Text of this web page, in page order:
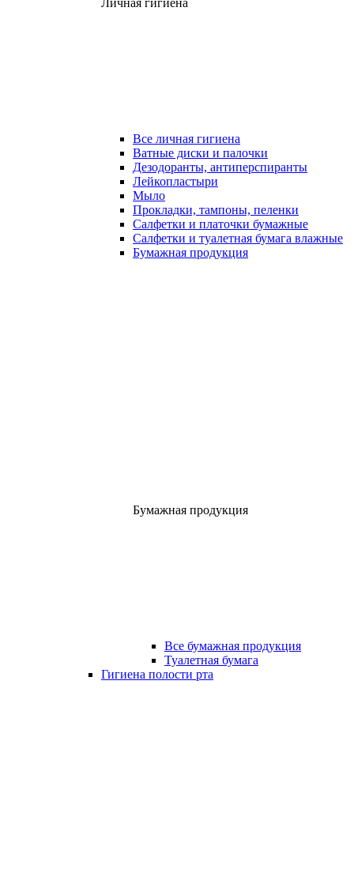
Личная гигиена
Все личная гигиена
Ватные диски и палочки
Дезодоранты, антиперспиранты
Лейкопластыри
Мыло
Прокладки, тампоны, пеленки
Салфетки и платочки бумажные
Салфетки и туалетная бумага влажные
Бумажная продукция
Бумажная продукция
Все бумажная продукция
Туалетная бумага
Гигиена полости рта